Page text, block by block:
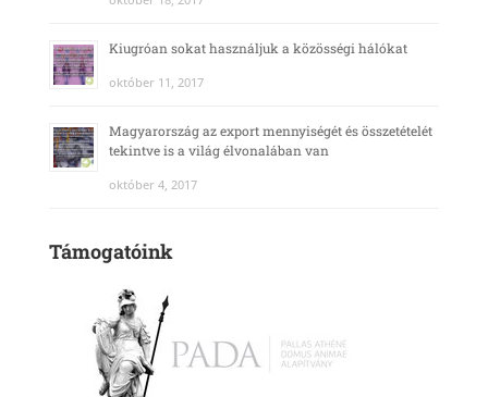
Kiugróan sokat használjuk a közösségi hálókat
október 11, 2017
Magyarország az export mennyiségét és összetételét
tekintve is a világ élvonalában van
október 4, 2017
Támogatóink